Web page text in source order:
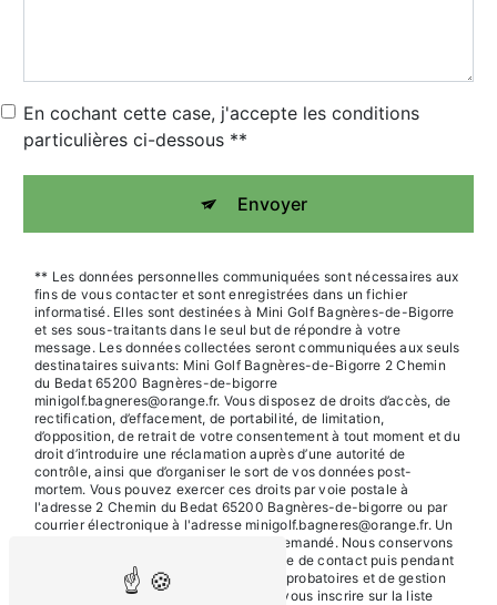
En cochant cette case, j'accepte les conditions
particulières ci-dessous **
Envoyer
** Les données personnelles communiquées sont nécessaires aux
fins de vous contacter et sont enregistrées dans un fichier
informatisé. Elles sont destinées à Mini Golf Bagnères-de-Bigorre
et ses sous-traitants dans le seul but de répondre à votre
message. Les données collectées seront communiquées aux seuls
destinataires suivants: Mini Golf Bagnères-de-Bigorre 2 Chemin
du Bedat 65200 Bagnères-de-bigorre
minigolf.bagneres@orange.fr. Vous disposez de droits d’accès, de
rectification, d’effacement, de portabilité, de limitation,
d’opposition, de retrait de votre consentement à tout moment et du
droit d’introduire une réclamation auprès d’une autorité de
contrôle, ainsi que d’organiser le sort de vos données post-
mortem. Vous pouvez exercer ces droits par voie postale à
l'adresse 2 Chemin du Bedat 65200 Bagnères-de-bigorre ou par
courrier électronique à l'adresse minigolf.bagneres@orange.fr. Un
justificatif d'identité pourra vous être demandé. Nous conservons
vos données pendant la période de prise de contact puis pendant
la durée de prescription légale aux fins probatoires et de gestion
des contentieux. Vous avez le droit de vous inscrire sur la liste